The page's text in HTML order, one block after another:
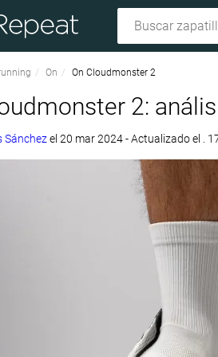
On On Cloudmonster 2
2:
Sánchezel 20 mar 2024- Actualizado el .